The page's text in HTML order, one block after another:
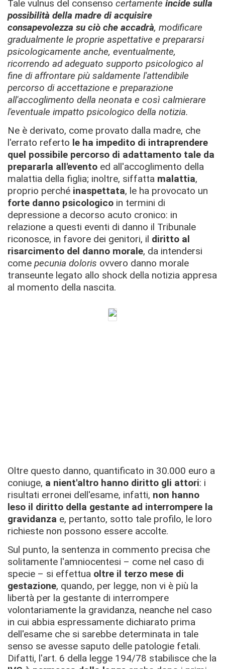
Tale vulnus del consenso certamente incide sulla
possibilità della madre di acquisire
consapevolezza su ciò che accadrà, modificare
gradualmente le proprie aspettative e prepararsi
psicologicamente anche, eventualmente,
ricorrendo ad adeguato supporto psicologico al
fine di affrontare più saldamente l'attendibile
percorso di accettazione e preparazione
all'accoglimento della neonata e così calmierare
l'eventuale impatto psicologico della notizia.
Ne è derivato, come provato dalla madre, che
l'errato referto le ha impedito di intraprendere
quel possibile percorso di adattamento tale da
prepararla all'evento ed all'accoglimento della
malattia della figlia; inoltre, siffatta malattia,
proprio perché inaspettata, le ha provocato un
forte danno psicologico in termini di
depressione a decorso acuto cronico: in
relazione a questi eventi di danno il Tribunale
riconosce, in favore dei genitori, il diritto al
risarcimento del danno morale, da intendersi
come pecunia doloris ovvero danno morale
transeunte legato allo shock della notizia appresa
al momento della nascita.
Oltre questo danno, quantificato in 30.000 euro a
coniuge, a nient'altro hanno diritto gli attori: i
risultati erronei dell'esame, infatti, non hanno
leso il diritto della gestante ad interrompere la
gravidanza e, pertanto, sotto tale profilo, le loro
richieste non possono essere accolte.
Sul punto, la sentenza in commento precisa che
solitamente l'amniocentesi – come nel caso di
specie – si effettua oltre il terzo mese di
gestazione, quando, per legge, non vi è più la
libertà per la gestante di interrompere
volontariamente la gravidanza, neanche nel caso
in cui abbia espressamente dichiarato prima
dell'esame che si sarebbe determinata in tale
senso se avesse saputo delle patologie fetali.
Difatti, l'art. 6 della legge 194/78 stabilisce che la